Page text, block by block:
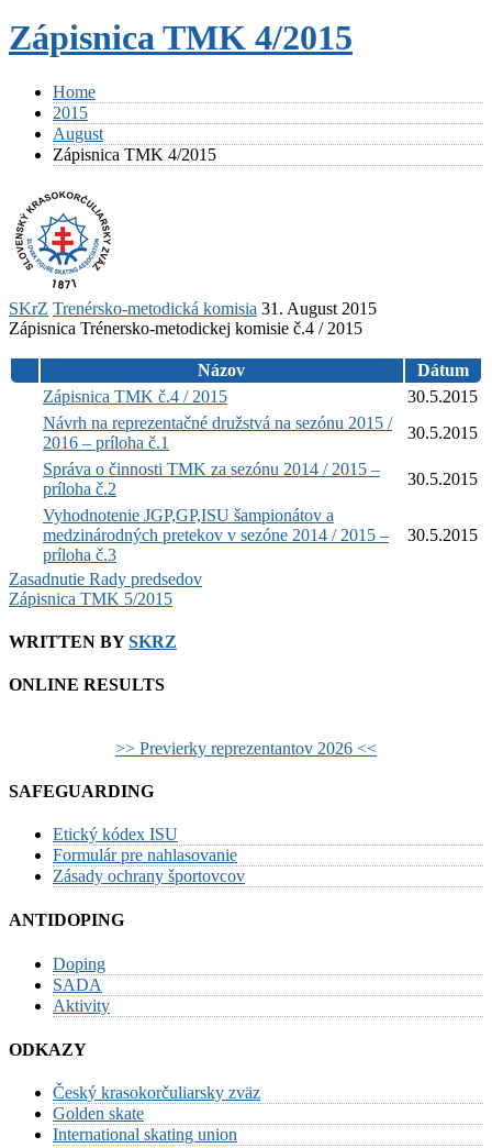
Zápisnica TMK 4/2015
Home
2015
August
Zápisnica TMK 4/2015
SKrZ Trenérsko-metodická komisia 31. August 2015
Zápisnica Trénersko-metodickej komisie č.4 / 2015
Názov
Dátum
Zápisnica TMK č.4 / 2015
30.5.2015
Návrh na reprezentačné družstvá na sezónu 2015 /
2016 – príloha č.1
30.5.2015
Správa o činnosti TMK za sezónu 2014 / 2015 –
príloha č.2
30.5.2015
Vyhodnotenie JGP,GP,ISU šampionátov a
medzinárodných pretekov v sezóne 2014 / 2015 –
príloha č.3
30.5.2015
Post
navigation
Zasadnutie Rady predsedov
Zápisnica TMK 5/2015
WRITTEN BYSKRZ
ONLINE RESULTS
>> Previerky reprezentantov 2026 <<
SAFEGUARDING
Etický kódex ISU
Formulár pre nahlasovanie
Zásady ochrany športovcov
ANTIDOPING
Doping
SADA
Aktivity
ODKAZY
Český krasokorčuliarsky zväz
Golden skate
International skating union